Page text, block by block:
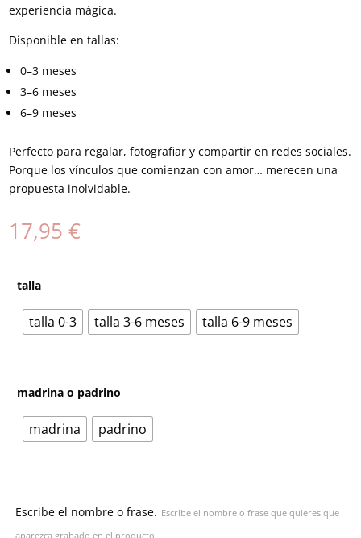
experiencia mágica.
Disponible en tallas:
0–3 meses
3–6 meses
6–9 meses
Perfecto para regalar, fotografiar y compartir en redes sociales.
Porque los vínculos que comienzan con amor… merecen una
propuesta inolvidable.
17,95 €
talla
talla 0-3 talla 3-6 meses talla 6-9 meses
madrina o padrino
madrina padrino
Escribe el nombre o frase. Escribe el nombre o frase que quieres que
aparezca grabado en el producto.